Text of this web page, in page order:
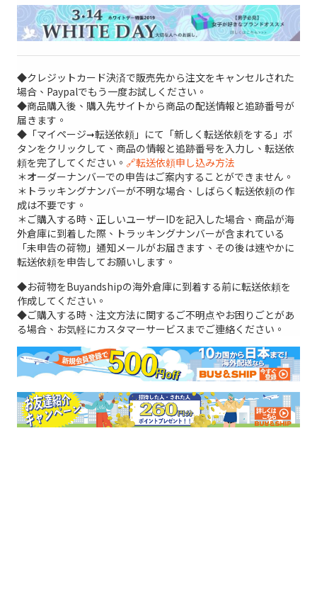
◆クレジットカード決済で販売先から注文をキャンセルされた
場合、Paypalでもう一度お試しください。
◆商品購入後、購入先サイトから商品の配送情報と追跡番号が
届きます。
◆「マイページ➞転送依頼」にて「新しく転送依頼をする」ボ
タンをクリックして、商品の情報と追跡番号を入力し、転送依
頼を完了してください。 🔗転送依頼申し込み方法
＊オーダーナンバーでの申告はご案内することができません。
＊トラッキングナンバーが不明な場合、しばらく転送依頼の作
成は不要です。
＊ご購入する時、正しいユーザーIDを記入した場合、商品が海
外倉庫に到着した際、トラッキングナンバーが含まれている
「未申告の荷物」通知メールがお届きます、その後は速やかに
転送依頼を申告してお願いします。
◆お荷物をBuyandshipの海外倉庫に到着する前に転送依頼を
作成してください。
◆ご購入する時、注文方法に関するご不明点やお困りごとがあ
る場合、お気軽にカスタマーサービスまでご連絡ください。